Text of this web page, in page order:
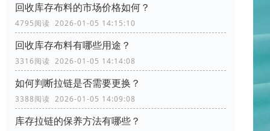
回收库存布料的市场价格如何？
4795阅读 2026-01-05 14:15:10
回收库存布料有哪些用途？
3316阅读 2026-01-05 14:14:08
如何判断拉链是否需要更换？
3388阅读 2026-01-05 14:09:08
库存拉链的保养方法有哪些？